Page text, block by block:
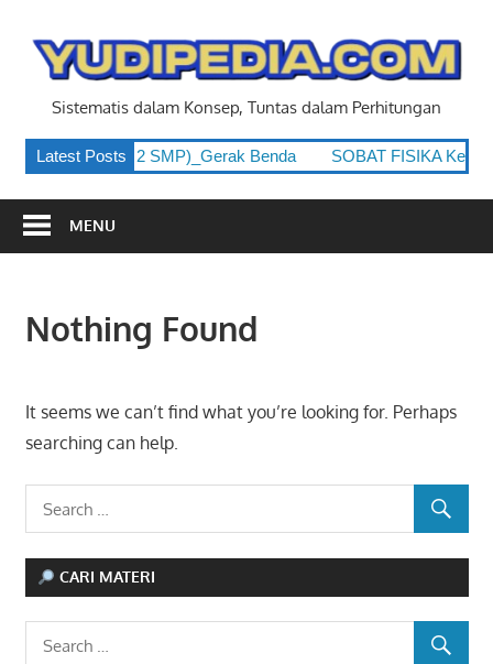
content
Sistematis dalam Konsep, Tuntas dalam Perhitungan
Latest Posts
Kelas 8 (Kelas 2 SMP)_Gerak Benda SOBAT FISIKA Kelas
MENU
Nothing Found
It seems we can’t find what you’re looking for. Perhaps
searching can help.
CARI MATERI